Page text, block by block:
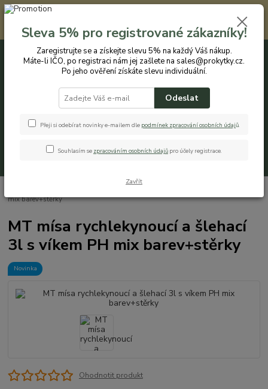
Registrovaným zákazníkům nabízíme slevu 5% na každý nákup. Máte-li
IČO, po registraci nám jej zašlete na sales@prokytky.cz. Po jeho ověření
získáte slevu individuální. Přejít na registraci →
CZK
+420 774 544 973 0ks
mix barev+stěrky
MT mísa rychlekynoucí a šlehací
3l s víkem PH mix barev+stěrky
Novinka
Ohodnotit produkt
Sleva 5% pro registrované zákazníky!
Zaregistrujte se a získejte slevu 5% na každý Váš nákup.
Máte-li IČO, po registraci nám jej zašlete na sales@prokytky.cz.
Po jeho ověření získáte slevu individuální.
Odeslat
Přeji si odebírat novinky e-mailem dle podmínek zpracování osobních údajů.
Souhlasím se zpracováním osobních údajů pro účely registrace.
Zavřít